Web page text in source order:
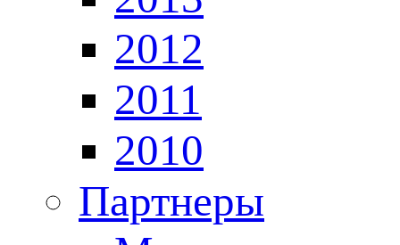
2012
2011
2010
Партнеры